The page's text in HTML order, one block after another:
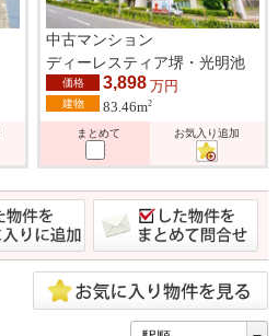
中古マンション
ディーレスティア堺・光明池
価格 3,898 万円
建物 83.46m2
まとめて お気入り追加